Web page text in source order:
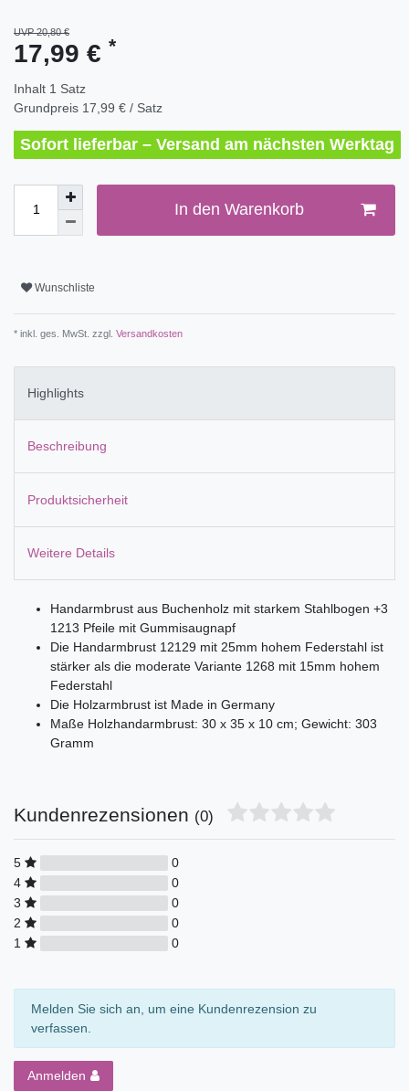
UVP 20,80 €
17,99 € *
Inhalt 1 Satz
Grundpreis 17,99 € / Satz
Sofort lieferbar – Versand am nächsten Werktag
In den Warenkorb
Wunschliste
* inkl. ges. MwSt. zzgl. Versandkosten
Highlights
Beschreibung
Produktsicherheit
Weitere Details
Handarmbrust aus Buchenholz mit starkem Stahlbogen +3
1213 Pfeile mit Gummisaugnapf
Die Handarmbrust 12129 mit 25mm hohem Federstahl ist
stärker als die moderate Variante 1268 mit 15mm hohem
Federstahl
Die Holzarmbrust ist Made in Germany
Maße Holzhandarmbrust: 30 x 35 x 10 cm; Gewicht: 303
Gramm
Kundenrezensionen (0)
5
0
4
0
3
0
2
0
1
0
Melden Sie sich an, um eine Kundenrezension zu
verfassen.
Anmelden